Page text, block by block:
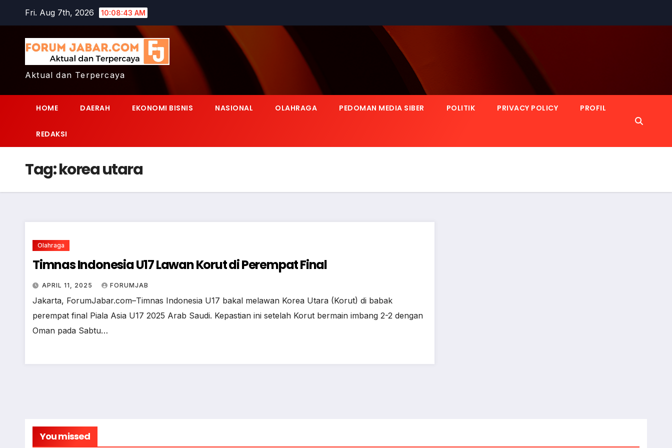
content
Fri. Aug 7th, 2026 10:08:44 AM
Aktual dan Terpercaya
HOME DAERAH EKONOMI BISNIS NASIONAL OLAHRAGA PEDOMAN MEDIA SIBER POLITIK PRIVACY POLICY PROFIL
REDAKSI
Tag:korea utara
Olahraga
Timnas Indonesia U17 Lawan Korut di Perempat Final
APRIL 11, 2025 FORUMJAB
Jakarta, ForumJabar.com–Timnas Indonesia U17 bakal melawan Korea Utara (Korut) di babak
perempat final Piala Asia U17 2025 Arab Saudi. Kepastian ini setelah Korut bermain imbang 2-2 dengan
Oman pada Sabtu…
You missed